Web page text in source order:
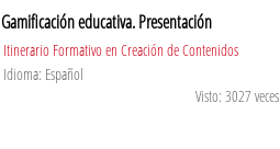
Gamificación educativa. Presentación
Itinerario Formativo en Creación de Contenidos
Idioma: Español
Visto: 3027 veces